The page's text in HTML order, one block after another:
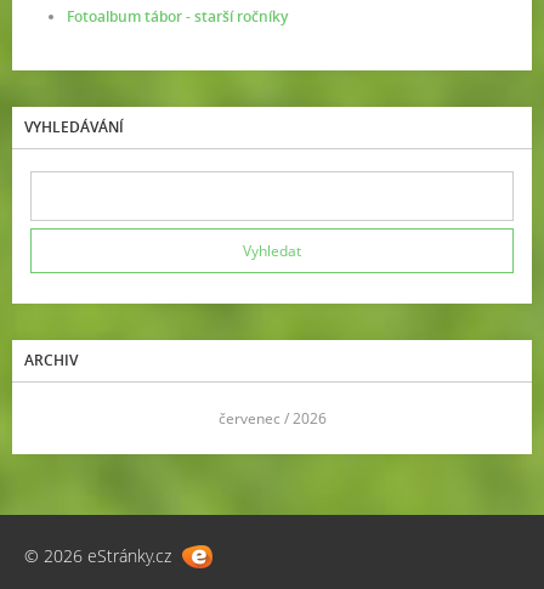
Fotoalbum tábor - starší ročníky
VYHLEDÁVÁNÍ
ARCHIV
červenec / 2026
© 2026 eStránky.cz